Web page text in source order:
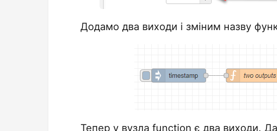
Додамо два виходи і зміним назву
Тепер у вузла function є два виходи.